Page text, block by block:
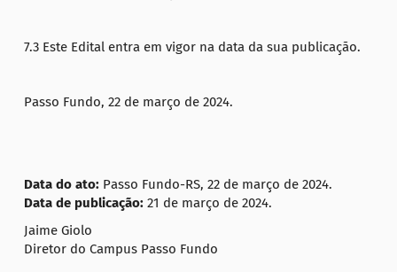
7.3 Este Edital entra em vigor na data da sua publicação.
Passo Fundo, 22 de março de 2024.
Data do ato: Passo Fundo-RS, 22 de março de 2024.
Data de publicação: 21 de março de 2024.
Jaime Giolo
Diretor do Campus Passo Fundo